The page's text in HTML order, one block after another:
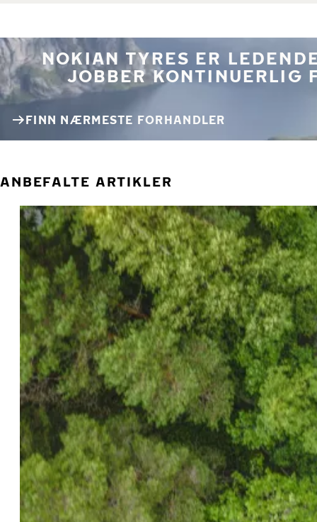
NOKIAN TYRES ER
JOBBER KONTINUERLIG
FINN NÆRMESTE FORHANDLER
ANBEFALTE ARTIKLER